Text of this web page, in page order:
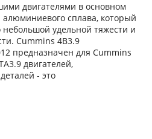
двигателями в основном
алюминиевого сплава, который
небольшой удельной тяжести и
Cummins 4B3.9
предназначен для Cummins
двигателей,
- это